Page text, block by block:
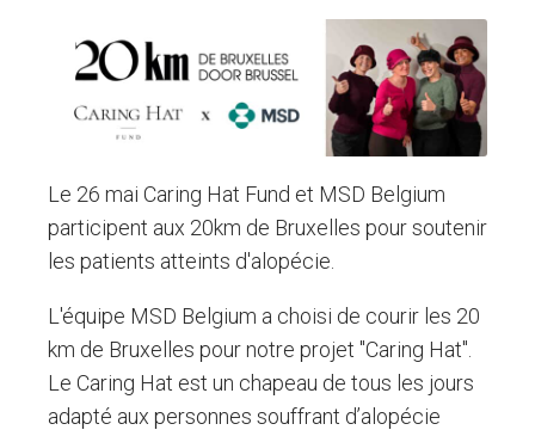
Le 26 mai Caring Hat Fund et MSD Belgium
participent aux 20km de Bruxelles pour soutenir
les patients atteints d'alopécie.
L'équipe MSD Belgium a choisi de courir les 20
km de Bruxelles pour notre projet "Caring Hat".
Le Caring Hat est un chapeau de tous les jours
adapté aux personnes souffrant d’alopécie